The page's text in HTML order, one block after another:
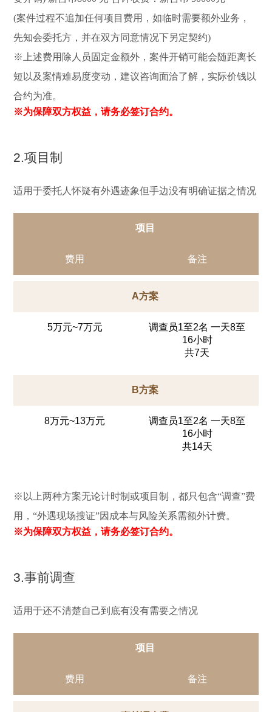
(案件过程不追加任何项目费用，如临时需要额外业务，
先知会委托方，并在双方同意情况下另定契约)
※上述费用除人员固定金额外，案件开销可能会随距离长
短以及案情难易度变动，建议咨询面洽了解，实际价钱以
合约为准。
※为保障双方权益，请务必签订合约。
2.项目制
适用于委托人怀疑有外遇迹象但手边没有明确证据之情况
项目
费用 备注
A方案
5万元~7万元
调查员1至2名 一天8至
16小时
共7天
B方案
8万元~13万元
调查员1至2名 一天8至
16小时
共14天
※以上两种方案无论计时制或项目制，都只包含“调查”费
用，“外遇现场搜证”因成本与风险关系需额外计费。
※为保障双方权益，请务必签订合约。
3.事前调查
适用于还不清楚自己到底有没有需要之情况
项目
费用 备注